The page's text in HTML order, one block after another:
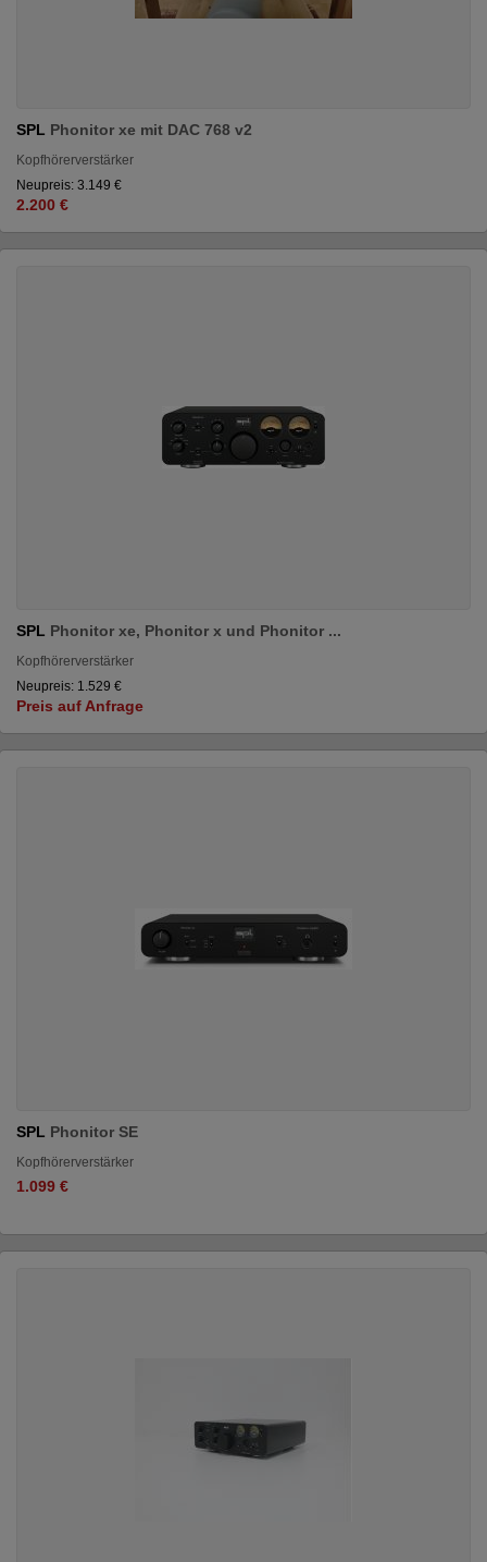
SPL Phonitor xe mit DAC 768 v2
Kopfhörerverstärker
Neupreis: 3.149 €
2.200 €
SPL Phonitor xe, Phonitor x und Phonitor ...
Kopfhörerverstärker
Neupreis: 1.529 €
Preis auf Anfrage
SPL Phonitor SE
Kopfhörerverstärker
1.099 €